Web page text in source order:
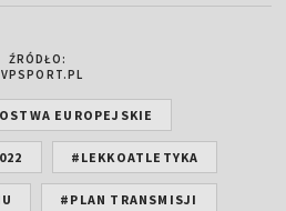
ŹRÓDŁO:
EUROPEJSKIE
#LEKKOATLETYKA
#PLAN TRANSMISJI